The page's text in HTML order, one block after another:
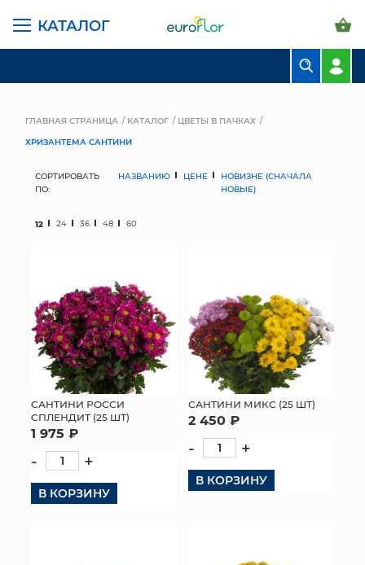
КАТАЛОГ
СВАДЕБНАЯ ФЛОРИСТИКА
ГРУНТЫ И УДОБРЕНИЯ
ПРЕДМЕТЫ ИНТЕРЬЕРА
ВАЗЫ
МЯГКИЕ ИГРУШКИ
КОРЗИНЫ
ГЛАВНАЯ СТРАНИЦА КАТАЛОГ
ЦВЕТЫ В ПАЧКАХ
ХРИЗАНТЕМА САНТИНИ
СОРТИРОВАТЬ
ПО:
НАЗВАНИЮ ЦЕНЕ
НОВИЗНЕ (СНАЧАЛА
НОВЫЕ)
12 24 36 48 60
САНТИНИ РОССИ
СПЛЕНДИТ (25 ШТ)
1 975 ₽
- +
В КОРЗИНУ
САНТИНИ МИКС (25 ШТ)
2 450 ₽
- +
В КОРЗИНУ